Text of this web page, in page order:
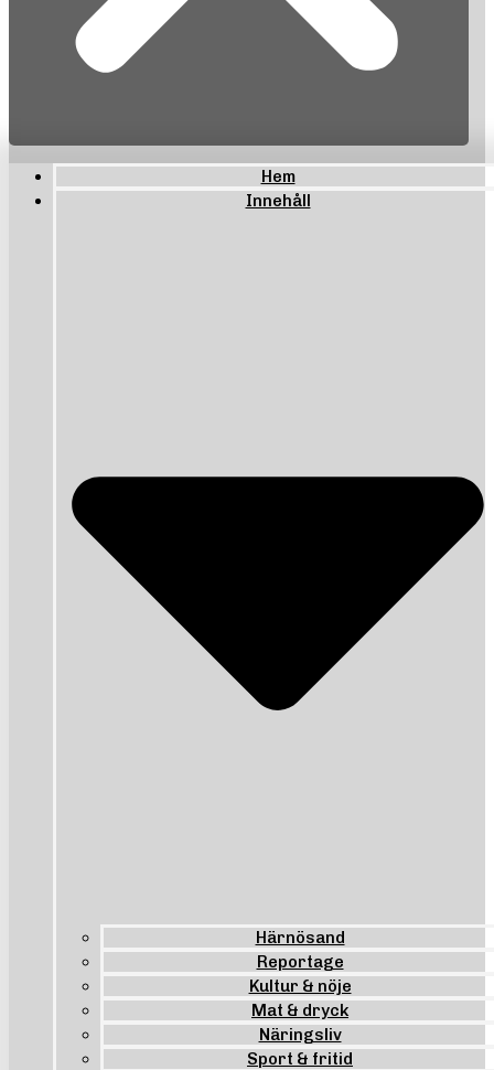
Hem
Innehåll
Härnösand
Reportage
Kultur & nöje
Mat & dryck
Näringsliv
Sport & fritid